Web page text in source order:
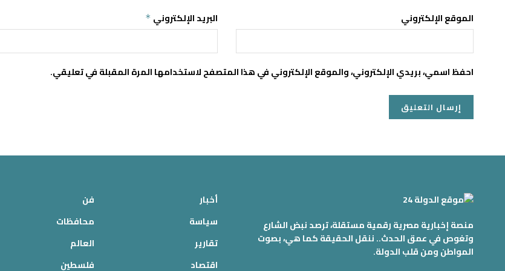
البريد الإلكتروني * الموقع الإلكتروني
احفظ اسمي، بريدي الإلكتروني، والموقع الإلكتروني في هذا المتصفح لاستخدامها المرة المقبلة في تعليقي.
منصة إخبارية مصرية رقمية مستقلة، ترصد نبض الشارع
وتغوص في عمق الحدث.. ننقل الحقيقة كما هي، بصوت
المواطن ومن قلب الدولة.
أخبار
سياسة
تقارير
اقتصاد
فن
محافظات
العالم
فلسطين